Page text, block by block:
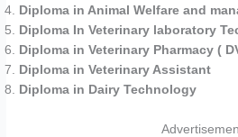
Diploma in Animal Welfare and
Diploma In Veterinary laboratory
Diploma in Veterinary Pharmacy (
Diploma in Veterinary Assistant
Diploma in Dairy Technology